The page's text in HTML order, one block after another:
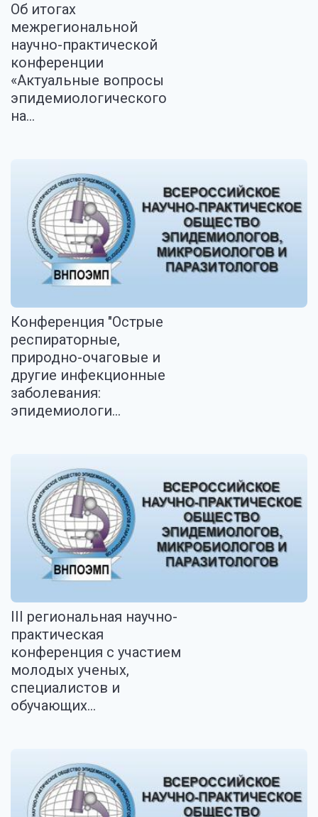
Об итогах
межрегиональной
научно-практической
конференции
«Актуальные вопросы
эпидемиологического
на...
Конференция "Острые
респираторные,
природно-очаговые и
другие инфекционные
заболевания:
эпидемиологи...
III региональная научно-
практическая
конференция с участием
молодых ученых,
специалистов и
обучающих...